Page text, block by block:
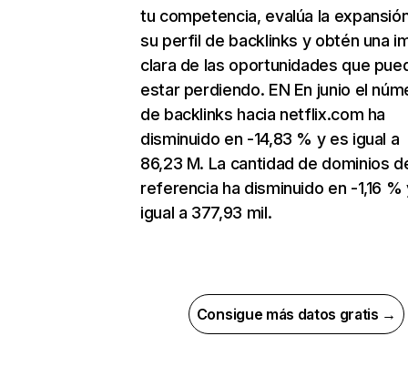
tu competencia, evalúa la
su perfil de backlinks y obtén una
clara de las oportunidades que
estar perdiendo. EN En junio el
de backlinks hacia netflix.com ha
disminuido en -14,83 % y es igual a
86,23 M. La cantidad de dominios
referencia ha disminuido en -1,16 %
igual a 377,93 mil.
Consigue más datos gratis →